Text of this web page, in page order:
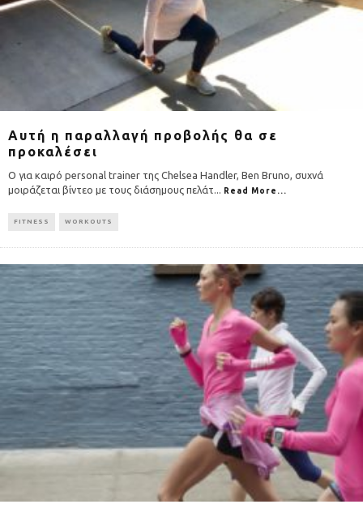
Αυτή η παραλλαγή προβολής θα σε
προκαλέσει
O για καιρό personal trainer της Chelsea Handler, Ben Bruno, συχνά
μοιράζεται βίντεο με τους διάσημους πελάτ
Read More...
FITNESS WORKOUTS